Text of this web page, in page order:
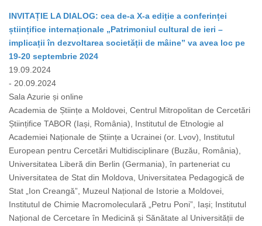
INVITAȚIE LA DIALOG: cea de-a X-a ediție a conferinței
științifice internaționale „Patrimoniul cultural de ieri –
implicații în dezvoltarea societății de mâine” va avea loc pe
19-20 septembrie 2024
19.09.2024
- 20.09.2024
Sala Azurie și online
Academia de Științe a Moldovei, Centrul Mitropolitan de Cercetări
Științifice TABOR (Iași, România), Institutul de Etnologie al
Academiei Naționale de Științe a Ucrainei (or. Lvov), Institutul
European pentru Cercetări Multidisciplinare (Buzău, România),
Universitatea Liberă din Berlin (Germania), în parteneriat cu
Universitatea de Stat din Moldova, Universitatea Pedagogică de
Stat „Ion Creangă”, Muzeul Național de Istorie a Moldovei,
Institutul de Chimie Macromoleculară „Petru Poni”, Iași; Institutul
Național de Cercetare în Medicină și Sănătate al Universității de